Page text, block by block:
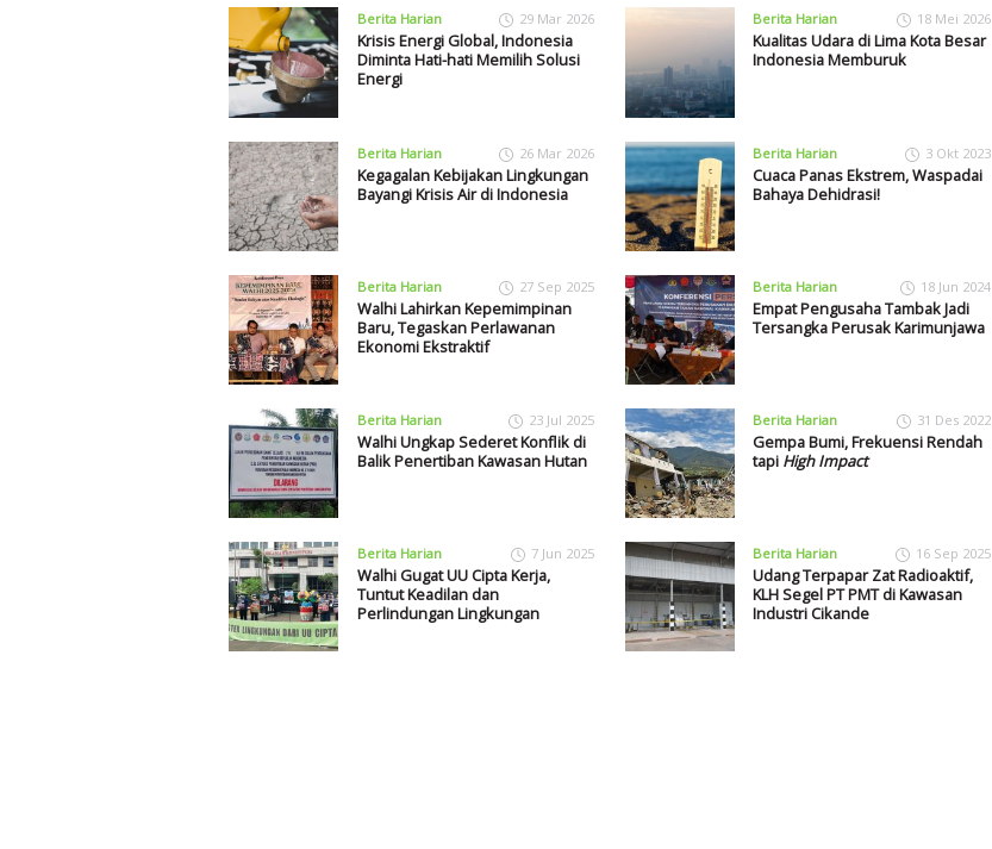
Berita Harian 29 Mar 2026
Krisis Energi Global, Indonesia
Diminta Hati-hati Memilih Solusi
Energi
Berita Harian 26 Mar 2026
Kegagalan Kebijakan Lingkungan
Bayangi Krisis Air di Indonesia
Berita Harian 27 Sep 2025
Walhi Lahirkan Kepemimpinan
Baru, Tegaskan Perlawanan
Ekonomi Ekstraktif
Berita Harian 23 Jul 2025
Walhi Ungkap Sederet Konflik di
Balik Penertiban Kawasan Hutan
Berita Harian 7 Jun 2025
Walhi Gugat UU Cipta Kerja,
Tuntut Keadilan dan
Perlindungan Lingkungan
Berita Harian 18 Mei 2026
Kualitas Udara di Lima Kota Besar
Indonesia Memburuk
Berita Harian 3 Okt 2023
Cuaca Panas Ekstrem, Waspadai
Bahaya Dehidrasi!
Berita Harian 18 Jun 2024
Empat Pengusaha Tambak Jadi
Tersangka Perusak Karimunjawa
Berita Harian 31 Des 2022
Gempa Bumi, Frekuensi Rendah
tapi High Impact
Berita Harian 16 Sep 2025
Udang Terpapar Zat Radioaktif,
KLH Segel PT PMT di Kawasan
Industri Cikande